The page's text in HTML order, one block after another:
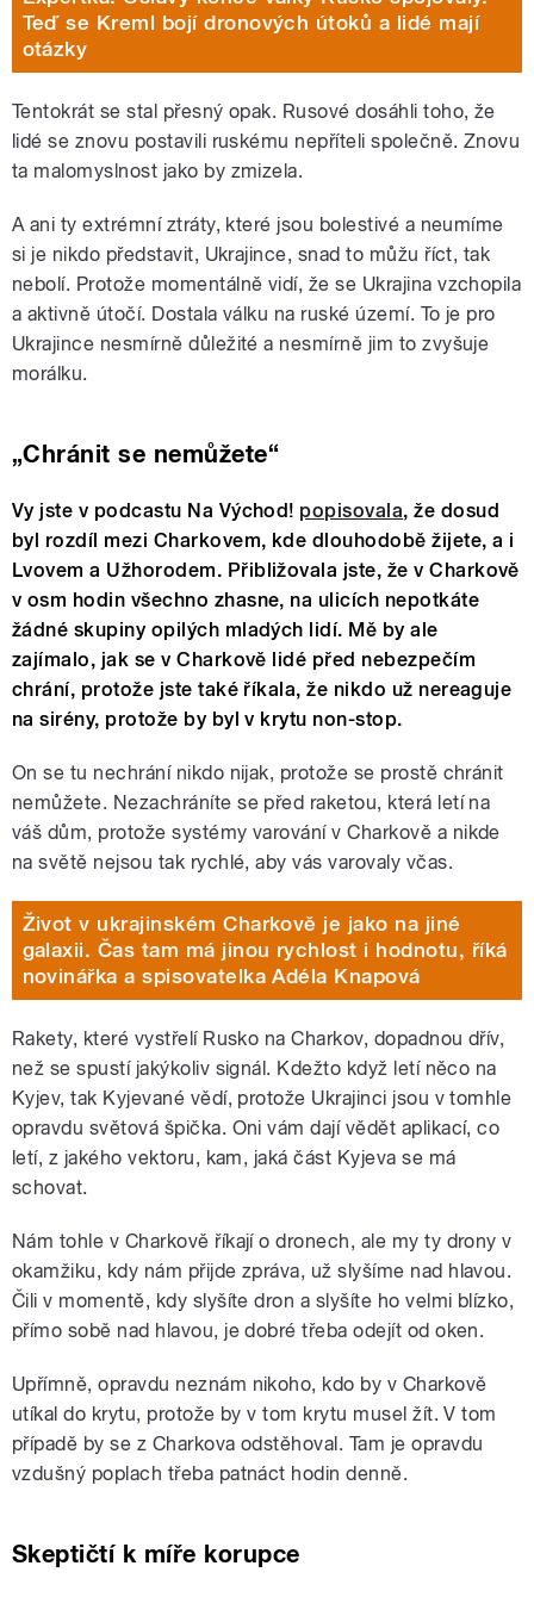
Teď se Kreml bojí dronových útoků a lidé mají
otázky
Tentokrát se stal přesný opak. Rusové dosáhli toho, že
lidé se znovu postavili ruskému nepříteli společně. Znovu
ta malomyslnost jako by zmizela.
A ani ty extrémní ztráty, které jsou bolestivé a neumíme
si je nikdo představit, Ukrajince, snad to můžu říct, tak
nebolí. Protože momentálně vidí, že se Ukrajina vzchopila
a aktivně útočí. Dostala válku na ruské území. To je pro
Ukrajince nesmírně důležité a nesmírně jim to zvyšuje
morálku.
„Chránit se nemůžete“
Vy jste v podcastu Na Východ! popisovala, že dosud
byl rozdíl mezi Charkovem, kde dlouhodobě žijete, a i
Lvovem a Užhorodem. Přibližovala jste, že v Charkově
v osm hodin všechno zhasne, na ulicích nepotkáte
žádné skupiny opilých mladých lidí. Mě by ale
zajímalo, jak se v Charkově lidé před nebezpečím
chrání, protože jste také říkala, že nikdo už nereaguje
na sirény, protože by byl v krytu non-stop.
On se tu nechrání nikdo nijak, protože se prostě chránit
nemůžete. Nezachráníte se před raketou, která letí na
váš dům, protože systémy varování v Charkově a nikde
na světě nejsou tak rychlé, aby vás varovaly včas.
Život v ukrajinském Charkově je jako na jiné
galaxii. Čas tam má jinou rychlost i hodnotu, říká
novinářka a spisovatelka Adéla Knapová
Rakety, které vystřelí Rusko na Charkov, dopadnou dřív,
než se spustí jakýkoliv signál. Kdežto když letí něco na
Kyjev, tak Kyjevané vědí, protože Ukrajinci jsou v tomhle
opravdu světová špička. Oni vám dají vědět aplikací, co
letí, z jakého vektoru, kam, jaká část Kyjeva se má
schovat.
Nám tohle v Charkově říkají o dronech, ale my ty drony v
okamžiku, kdy nám přijde zpráva, už slyšíme nad hlavou.
Čili v momentě, kdy slyšíte dron a slyšíte ho velmi blízko,
přímo sobě nad hlavou, je dobré třeba odejít od oken.
Upřímně, opravdu neznám nikoho, kdo by v Charkově
utíkal do krytu, protože by v tom krytu musel žít. V tom
případě by se z Charkova odstěhoval. Tam je opravdu
vzdušný poplach třeba patnáct hodin denně.
Skeptičtí k míře korupce